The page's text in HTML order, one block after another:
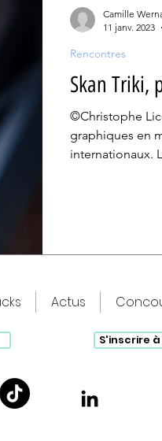
Skan Triki,
©Christophe
graphiques en
internationaux.
Rencontres
Camille
11 janv. 2023
Actus
S'inscrire